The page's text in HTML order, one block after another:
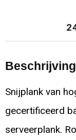
Beschrijving
Snijplank van
gecertificeerd
serveerplank.